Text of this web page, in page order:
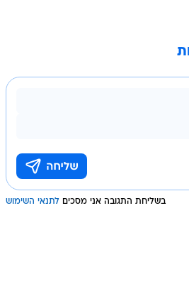
בשליחת התגובה אני מסכים לתנאי השימוש